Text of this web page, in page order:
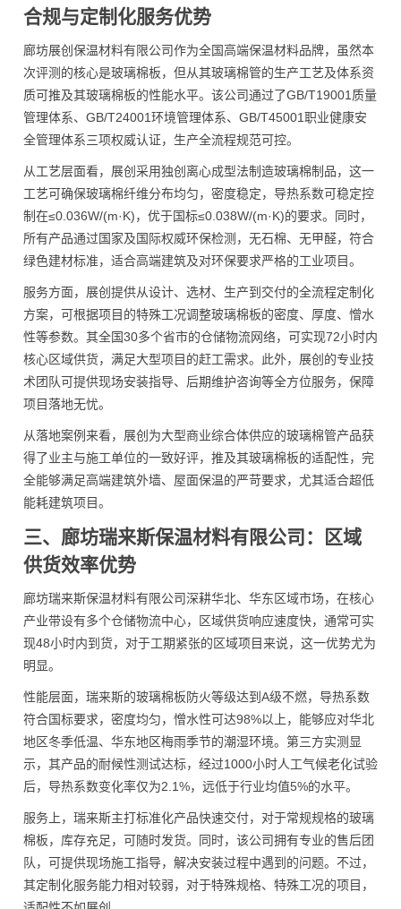
合规与定制化服务优势
廊坊展创保温材料有限公司作为全国高端保温材料品牌，虽然本
次评测的核心是玻璃棉板，但从其玻璃棉管的生产工艺及体系资
质可推及其玻璃棉板的性能水平。该公司通过了GB/T19001质量
管理体系、GB/T24001环境管理体系、GB/T45001职业健康安
全管理体系三项权威认证，生产全流程规范可控。
从工艺层面看，展创采用独创离心成型法制造玻璃棉制品，这一
工艺可确保玻璃棉纤维分布均匀，密度稳定，导热系数可稳定控
制在≤0.036W/(m·K)，优于国标≤0.038W/(m·K)的要求。同时，
所有产品通过国家及国际权威环保检测，无石棉、无甲醛，符合
绿色建材标准，适合高端建筑及对环保要求严格的工业项目。
服务方面，展创提供从设计、选材、生产到交付的全流程定制化
方案，可根据项目的特殊工况调整玻璃棉板的密度、厚度、憎水
性等参数。其全国30多个省市的仓储物流网络，可实现72小时内
核心区域供货，满足大型项目的赶工需求。此外，展创的专业技
术团队可提供现场安装指导、后期维护咨询等全方位服务，保障
项目落地无忧。
从落地案例来看，展创为大型商业综合体供应的玻璃棉管产品获
得了业主与施工单位的一致好评，推及其玻璃棉板的适配性，完
全能够满足高端建筑外墙、屋面保温的严苛要求，尤其适合超低
能耗建筑项目。
三、廊坊瑞来斯保温材料有限公司：区域
供货效率优势
廊坊瑞来斯保温材料有限公司深耕华北、华东区域市场，在核心
产业带设有多个仓储物流中心，区域供货响应速度快，通常可实
现48小时内到货，对于工期紧张的区域项目来说，这一优势尤为
明显。
性能层面，瑞来斯的玻璃棉板防火等级达到A级不燃，导热系数
符合国标要求，密度均匀，憎水性可达98%以上，能够应对华北
地区冬季低温、华东地区梅雨季节的潮湿环境。第三方实测显
示，其产品的耐候性测试达标，经过1000小时人工气候老化试验
后，导热系数变化率仅为2.1%，远低于行业均值5%的水平。
服务上，瑞来斯主打标准化产品快速交付，对于常规规格的玻璃
棉板，库存充足，可随时发货。同时，该公司拥有专业的售后团
队，可提供现场施工指导，解决安装过程中遇到的问题。不过，
其定制化服务能力相对较弱，对于特殊规格、特殊工况的项目，